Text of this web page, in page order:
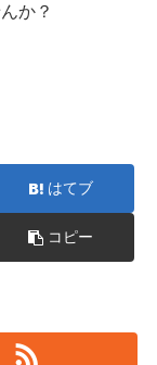
か？
はてブ
コピー